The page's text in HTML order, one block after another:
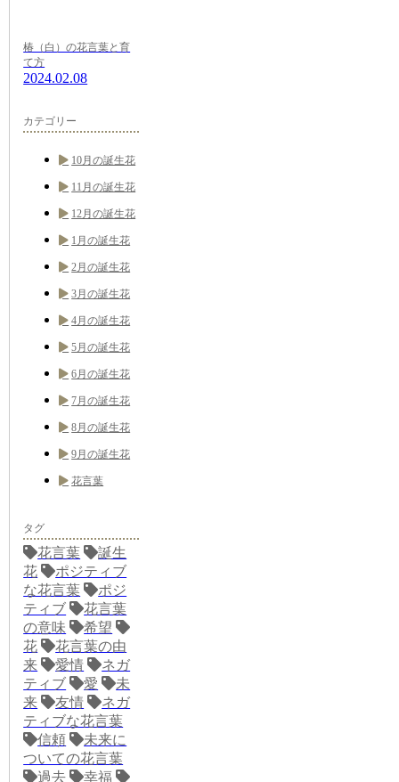
椿（白）の花言葉と育
て方
2024.02.08
カテゴリー
10月の誕生花
11月の誕生花
12月の誕生花
1月の誕生花
2月の誕生花
3月の誕生花
4月の誕生花
5月の誕生花
6月の誕生花
7月の誕生花
8月の誕生花
9月の誕生花
花言葉
タグ
花言葉
誕生
花
ポジティブ
な花言葉
ポジ
ティブ
花言葉
の意味
希望
花
花言葉の由
来
愛情
ネガ
ティブ
愛
未
来
友情
ネガ
ティブな花言葉
信頼
未来に
ついての花言葉
過去
幸福